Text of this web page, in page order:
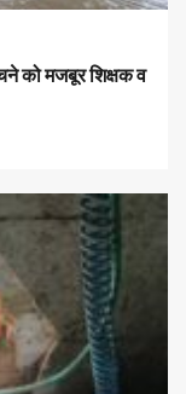
को मजबूर शिक्षक व